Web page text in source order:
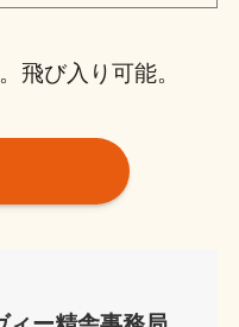
飛び入り可能。